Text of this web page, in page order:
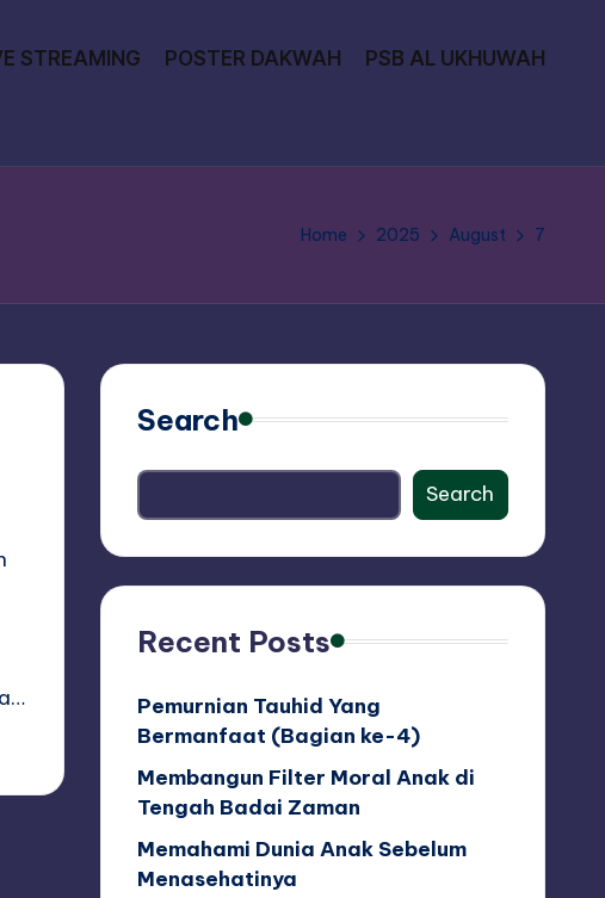
STREAMING POSTER DAKWAH PSB AL UKHUWAH
Home 2025 August 7
Search
Search
Recent Posts
Pemurnian Tauhid Yang
Bermanfaat (Bagian ke-4)
Membangun Filter Moral Anak di
Tengah Badai Zaman
Memahami Dunia Anak Sebelum
Menasehatinya